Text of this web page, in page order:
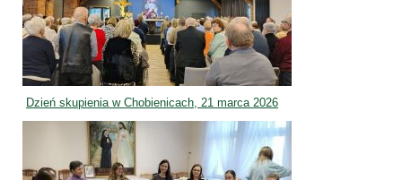
Dzień skupienia w Chobienicach, 21 marca 2026